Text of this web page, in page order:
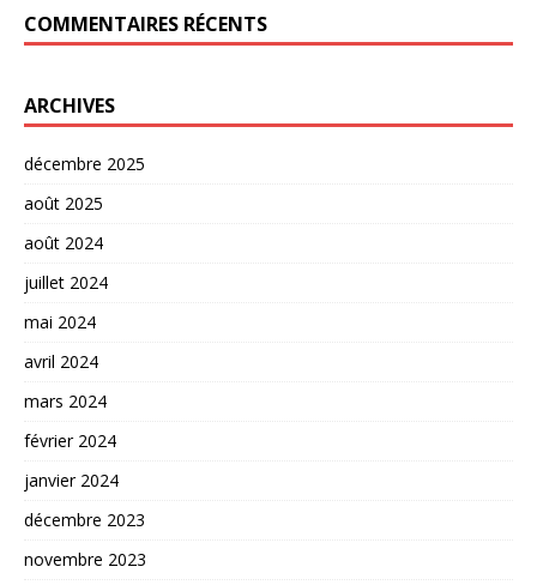
COMMENTAIRES RÉCENTS
ARCHIVES
décembre 2025
août 2025
août 2024
juillet 2024
mai 2024
avril 2024
mars 2024
février 2024
janvier 2024
décembre 2023
novembre 2023